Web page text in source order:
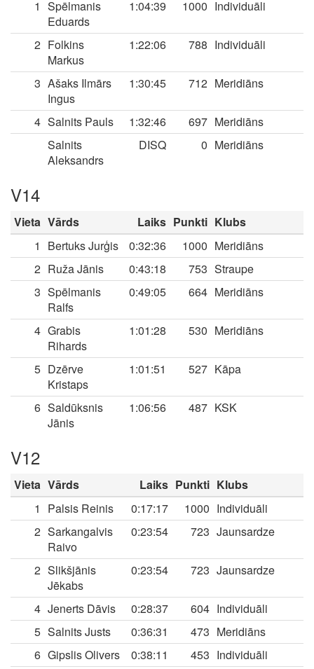
1 Spēlmanis
Eduards
1:04:39 1000 Individuāli
2 Folkins
Markus
1:22:06 788 Individuāli
3 Ašaks Ilmārs
Ingus
1:30:45 712 Meridiāns
4 Salnits Pauls 1:32:46 697 Meridiāns
Salnits
Aleksandrs
DISQ 0 Meridiāns
V14
Vieta Vārds Laiks Punkti Klubs
1
Bertuks Jurģis 0:32:36 1000 Meridiāns
2 Ruža Jānis 0:43:18 753 Straupe
3 Spēlmanis
Ralfs
0:49:05 664 Meridiāns
4 Grabis
Rihards
1:01:28 530 Meridiāns
5 Dzērve
Kristaps
1:01:51 527 Kāpa
6 Saldūksnis
Jānis
1:06:56 487 KSK
V12
Vieta Vārds Laiks Punkti Klubs
1
Palsis Reinis 0:17:17 1000 Individuāli
2 Sarkangalvis
Raivo
0:23:54 723 Jaunsardze
2 Slikšjānis
Jēkabs
0:23:54 723 Jaunsardze
4 Jenerts Dāvis 0:28:37 604 Individuāli
5 Salnits Justs 0:36:31 473 Meridiāns
6 Gipslis Olivers 0:38:11 453 Individuāli